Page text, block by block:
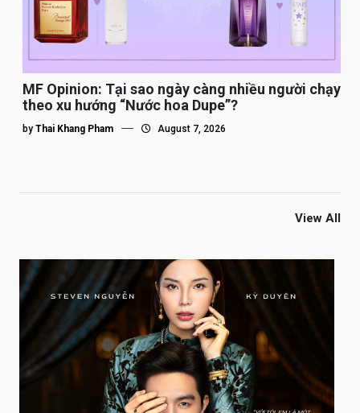
MF Opinion: Tại sao ngày càng nhiều người chạy
theo xu hướng “Nước hoa Dupe”?
by Thai Khang Pham August 7, 2026
View All